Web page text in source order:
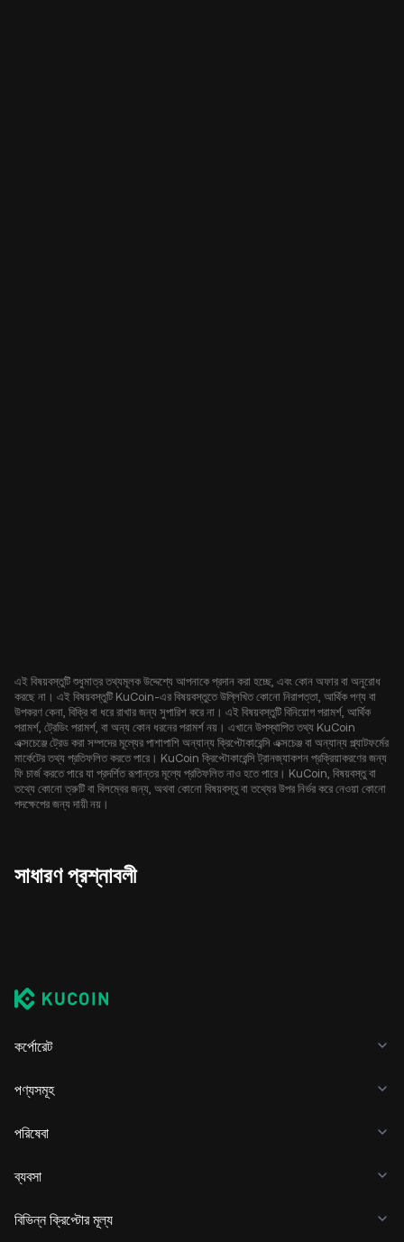
এই বিষয়বস্তুটি শুধুমাত্র তথ্যমূলক উদ্দেশ্যে আপনাকে প্রদান করা হচ্ছে, এবং কোন অফার বা অনুরোধ
করছে না। এই বিষয়বস্তুটি KuCoin-এর বিষয়বস্তুতে উল্লিখিত কোনো নিরাপত্তা, আর্থিক পণ্য বা
উপকরণ কেনা, বিক্রি বা ধরে রাখার জন্য সুপারিশ করে না। এই বিষয়বস্তুটি বিনিয়োগ পরামর্শ, আর্থিক
পরামর্শ, ট্রেডিং পরামর্শ, বা অন্য কোন ধরনের পরামর্শ নয়। এখানে উপস্থাপিত তথ্য KuCoin
এক্সচেঞ্জে ট্রেড করা সম্পদের মূল্যের পাশাপাশি অন্যান্য ক্রিপ্টোকারেন্সি এক্সচেঞ্জ বা অন্যান্য প্ল্যাটফর্মের
মার্কেটের তথ্য প্রতিফলিত করতে পারে। KuCoin ক্রিপ্টোকারেন্সি ট্রানজ্যাকশন প্রক্রিয়াকরণের জন্য
ফি চার্জ করতে পারে যা প্রদর্শিত রূপান্তর মূল্যে প্রতিফলিত নাও হতে পারে। KuCoin, বিষয়বস্তু বা
তথ্যে কোনো ত্রুটি বা বিলম্বের জন্য, অথবা কোনো বিষয়বস্তু বা তথ্যের উপর নির্ভর করে নেওয়া কোনো
পদক্ষেপের জন্য দায়ী নয়।
সাধারণ প্রশ্নাবলী
কর্পোরেট
পণ্যসমূহ
পরিষেবা
ব্যবসা
বিভিন্ন ক্রিপ্টোর মূল্য